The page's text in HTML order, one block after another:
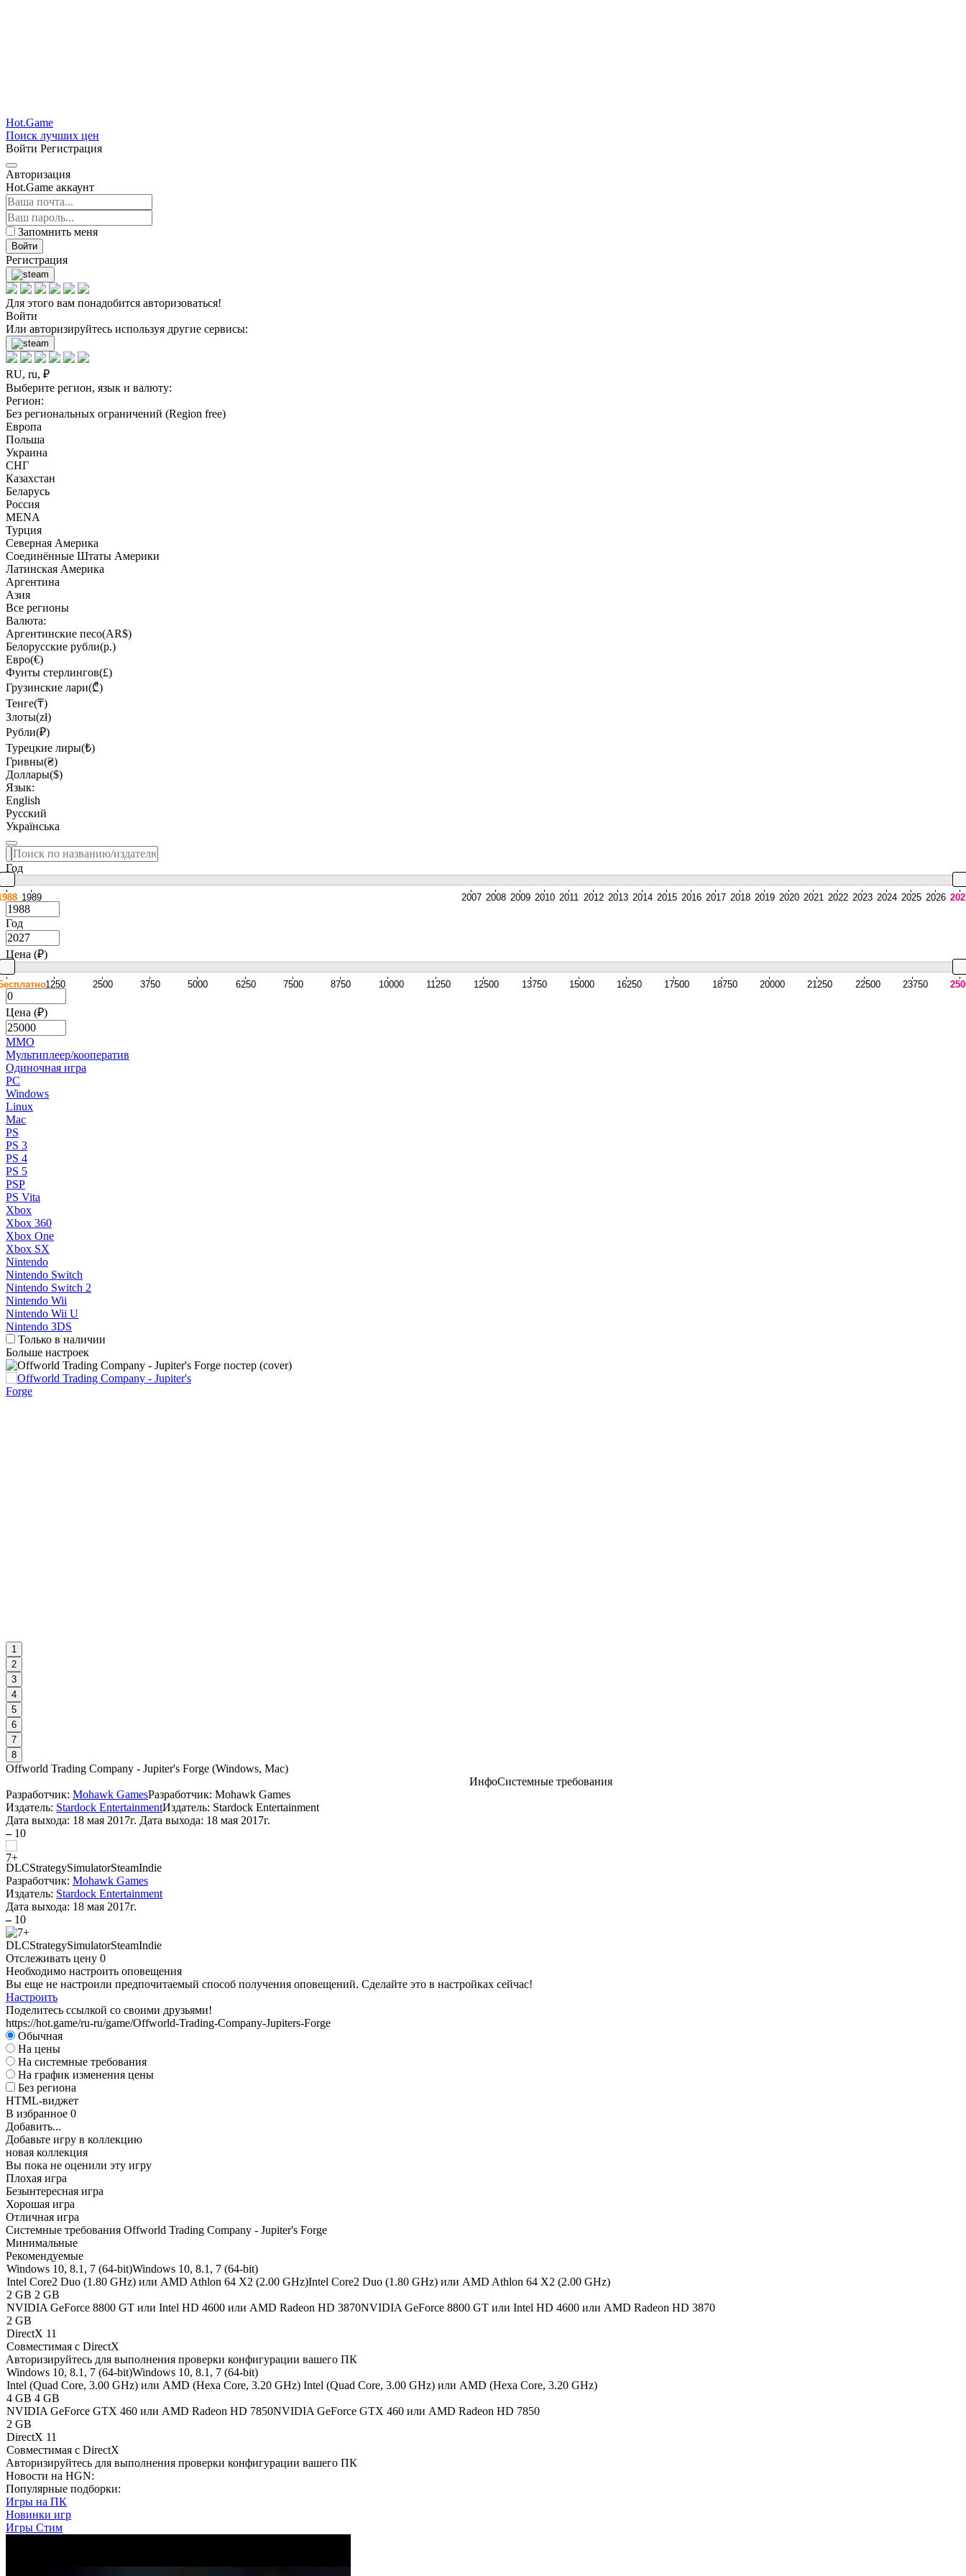
Hot.Game
Поиск лучших цен
Войти Регистрация
Авторизация
Hot.Game аккаунт
Запомнить меня
Войти
Регистрация
Для этого вам понадобится авторизоваться!
Войти
Или авторизируйтесь используя другие сервисы:
RU, ru, ₽
Выберите регион, язык и валюту:
Регион:
Без региональных ограничений (Region free)
Европа
Польша
Украина
СНГ
Казахстан
Беларусь
Россия
MENA
Турция
Северная Америка
Соединённые Штаты Америки
Латинская Америка
Аргентина
Азия
Все регионы
Валюта:
Аргентинские песо(AR$)
Белорусские рубли(р.)
Евро(€)
Фунты стерлингов(£)
Грузинские лари(₾)
Тенге(₸)
Злоты(zł)
Рубли(₽)
Турецкие лиры(₺)
Гривны(₴)
Доллары($)
Язык:
English
Русский
Українська
Год
1989 2007 2008 2009 2010 2011 2012 2013 2014 2015 2016 2017 2018 2019 2020 2021 2022 2023 2024 2025 2026
Год
Цена (₽)
1250 2500 3750 5000 6250 7500 8750 10000 11250 12500 13750 15000 16250 17500 18750 20000 21250 22500 23750
Цена (₽)
MMO
Мультиплеер/кооператив
Одиночная игра
PC
Windows
Linux
Mac
PS
PS 3
PS 4
PS 5
PSP
PS Vita
Xbox
Xbox 360
Xbox One
Xbox SX
Nintendo
Nintendo Switch
Nintendo Switch 2
Nintendo Wii
Nintendo Wii U
Nintendo 3DS
Только в наличии
Больше настроек
1
2
3
4
5
6
7
8
Offworld Trading Company - Jupiter's Forge (Windows, Mac)
ИнфоСистемные требования
Разработчик: Mohawk GamesРазработчик: Mohawk Games
Издатель: Stardock EntertainmentИздатель: Stardock Entertainment
Дата выхода: 18 мая 2017г. Дата выхода: 18 мая 2017г.
– 10
DLCStrategySimulatorSteamIndie
Разработчик: Mohawk Games
Издатель: Stardock Entertainment
Дата выхода: 18 мая 2017г.
– 10
DLCStrategySimulatorSteamIndie
Отслеживать цену 0
Необходимо настроить оповещения
Вы еще не настроили предпочитаемый способ получения оповещений. Сделайте это в настройках сейчас!
Настроить
Поделитесь ссылкой со своими друзьями!
https://hot.game/ru-ru/game/Offworld-Trading-Company-Jupiters-Forge
Обычная
На цены
На системные требования
На график изменения цены
Без региона
HTML-виджет
В избранное 0
Добавить...
Добавьте игру в коллекцию
новая коллекция
Вы пока не оценили эту игру
Плохая игра
Безынтересная игра
Хорошая игра
Отличная игра
Системные требования Offworld Trading Company - Jupiter's Forge
Минимальные
Рекомендуемые
Windows 10, 8.1, 7 (64-bit)Windows 10, 8.1, 7 (64-bit)
Intel Core2 Duo (1.80 GHz) или AMD Athlon 64 X2 (2.00 GHz)Intel Core2 Duo (1.80 GHz) или AMD Athlon 64 X2 (2.00 GHz)
2 GB 2 GB
NVIDIA GeForce 8800 GT или Intel HD 4600 или AMD Radeon HD 3870NVIDIA GeForce 8800 GT или Intel HD 4600 или AMD Radeon HD 3870
2 GB
DirectX 11
Совместимая с DirectX
Авторизируйтесь для выполнения проверки конфигурации вашего ПК
Windows 10, 8.1, 7 (64-bit)Windows 10, 8.1, 7 (64-bit)
Intel (Quad Сore, 3.00 GHz) или AMD (Hexa Core, 3.20 GHz) Intel (Quad Сore, 3.00 GHz) или AMD (Hexa Core, 3.20 GHz)
4 GB 4 GB
NVIDIA GeForce GTX 460 или AMD Radeon HD 7850NVIDIA GeForce GTX 460 или AMD Radeon HD 7850
2 GB
DirectX 11
Совместимая с DirectX
Авторизируйтесь для выполнения проверки конфигурации вашего ПК
Новости на HGN:
Популярные подборки:
Игры на ПК
Новинки игр
Игры Стим